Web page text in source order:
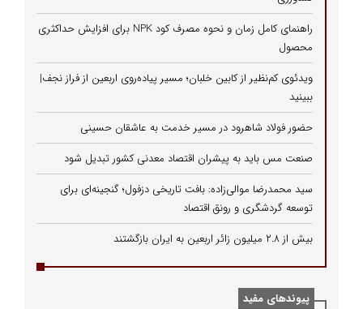
راهنمای کامل زمان و نحوه مصرف کود NPK برای افزایش حداکثری
محصول
ویدئوی کم‌نظیر از کابین خلبان؛ مسیر پیاده‌روی اربعین از فراز نجف|
ببینید
حضور فولاد شاهرود در مسیر خدمت به عاشقان حسینی
صنعت مس باید به پیشران اقتصاد معدنی کشور تبدیل شود
سید محمدرضا موالی‌زاده: بافت تاریخی دزفول؛ گنجینه‌ای برای
توسعه گردشگری و رونق اقتصاد
بیش از ۲.۸ میلیون زائر اربعین به ایران بازگشتند
پیوندهای مفید